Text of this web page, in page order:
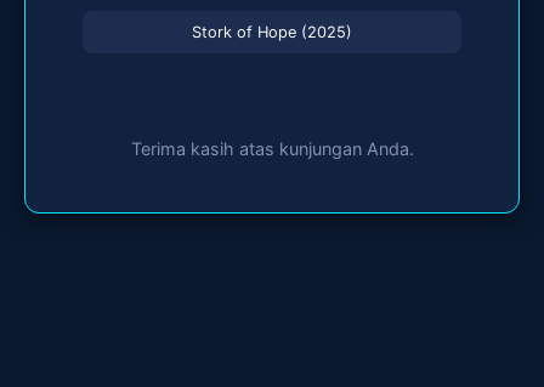
Stork of Hope (2025)
Terima kasih atas kunjungan Anda.